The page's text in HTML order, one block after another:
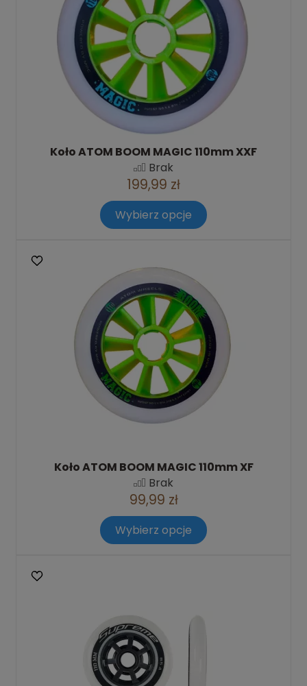
Koło ATOM BOOM MAGIC 110mm XXF
Brak
199,99 zł
Wybierz opcje
Koło ATOM BOOM MAGIC 110mm XF
Brak
99,99 zł
Wybierz opcje